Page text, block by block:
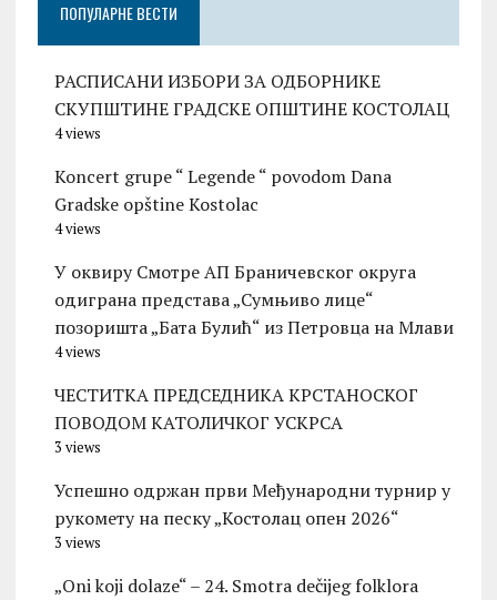
ПОПУЛАРНЕ ВЕСТИ
РАСПИСАНИ ИЗБОРИ ЗА ОДБОРНИКЕ
СКУПШТИНЕ ГРАДСКЕ ОПШТИНЕ КОСТОЛАЦ
4 views
Koncert grupe “ Legende “ povodom Dana
Gradske opštine Kostolac
4 views
У оквиру Смотре АП Браничевског округа
одиграна представа „Сумњиво лице“
позоришта „Бата Булић“ из Петровца на Млави
4 views
ЧЕСТИТКА ПРЕДСЕДНИКА КРСТАНОСКОГ
ПОВОДОМ КАТОЛИЧКОГ УСКРСА
3 views
Успешно одржан први Међународни турнир у
рукомету на песку „Костолац опен 2026“
3 views
„Oni koji dolaze“ – 24. Smotra dečijeg folklora